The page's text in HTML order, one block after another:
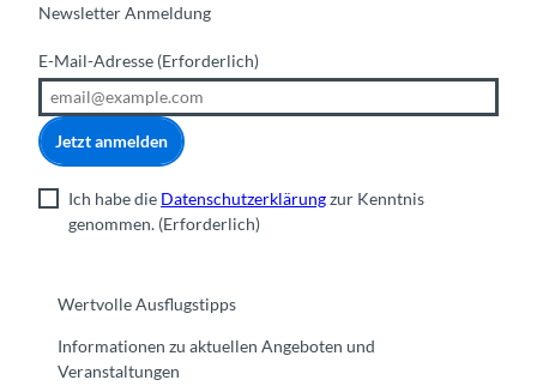
Newsletter Anmeldung
E-Mail-Adresse (Erforderlich)
Jetzt anmelden
Ich habe die Datenschutzerklärungzur Kenntnis
genommen. (Erforderlich)
Wertvolle Ausflugstipps
Informationen zu aktuellen Angeboten und
Veranstaltungen